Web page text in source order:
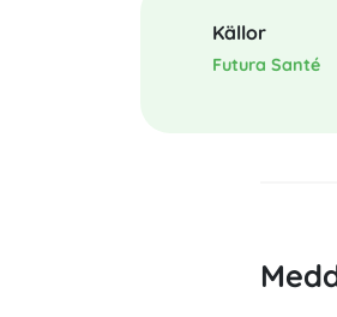
Källor
Futura Santé